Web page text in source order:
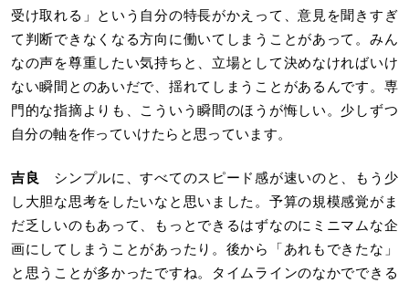
受け取れる」という自分の特長がかえって、意見を聞きすぎ
て判断できなくなる方向に働いてしまうことがあって。みん
なの声を尊重したい気持ちと、立場として決めなければいけ
ない瞬間とのあいだで、揺れてしまうことがあるんです。専
門的な指摘よりも、こういう瞬間のほうが悔しい。少しずつ
自分の軸を作っていけたらと思っています。
吉良
シンプルに、すべてのスピード感が速いのと、もう少
し大胆な思考をしたいなと思いました。予算の規模感覚がま
だ乏しいのもあって、もっとできるはずなのにミニマムな企
画にしてしまうことがあったり。後から「あれもできたな」
と思うことが多かったですね。タイムラインのなかでできる